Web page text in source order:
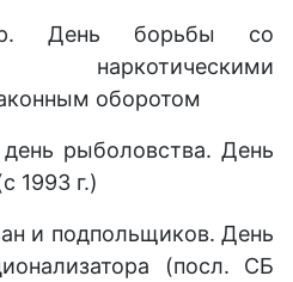
День борьбы со
наркотическими
оборотом
рыболовства. День
1993 г.)
и подпольщиков. День
(посл. СБ